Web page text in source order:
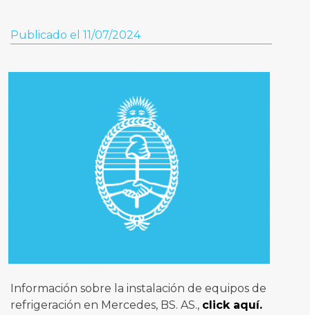
Publicado el 11/07/2024
Información sobre la instalación de equipos de
refrigeración en Mercedes, BS. AS., click aquí.